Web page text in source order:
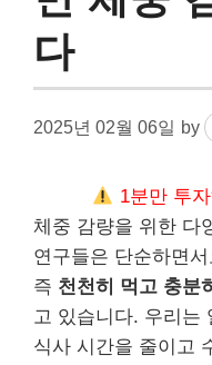
다
2025년 02월 06일 by
1분만 투
체중 감량을 위한 다
연구들은 단순하면
즉 천천히 먹고 충분
고 있습니다. 우리는
식사 시간을 줄이고